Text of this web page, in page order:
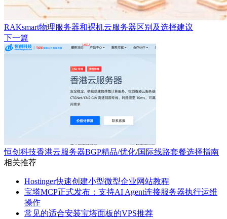
RAKsmart物理服务器和裸机云服务器区别及选择建议
下一篇
恒创科技香港云服务器BGP精品/优化/国际线路套餐选择指南
相关推荐
Hostinger快速创建小型微型企业网站教程
宝塔MCP正式发布：支持AI Agent连接服务器执行运维
操作
常见的适合安装宝塔面板的VPS推荐